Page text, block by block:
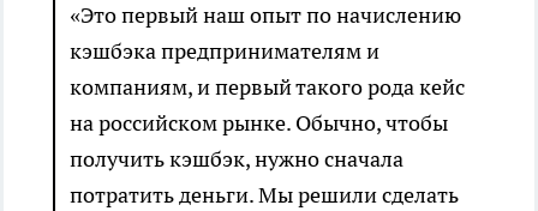
«Это первый наш опыт по начислению
кэшбэка предпринимателям и
компаниям, и первый такого рода кейс
на российском рынке. Обычно, чтобы
получить кэшбэк, нужно сначала
потратить деньги. Мы решили сделать